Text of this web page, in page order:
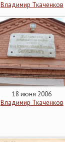
Владимир Ткаченков
18 июня 2006
Владимир Ткаченков